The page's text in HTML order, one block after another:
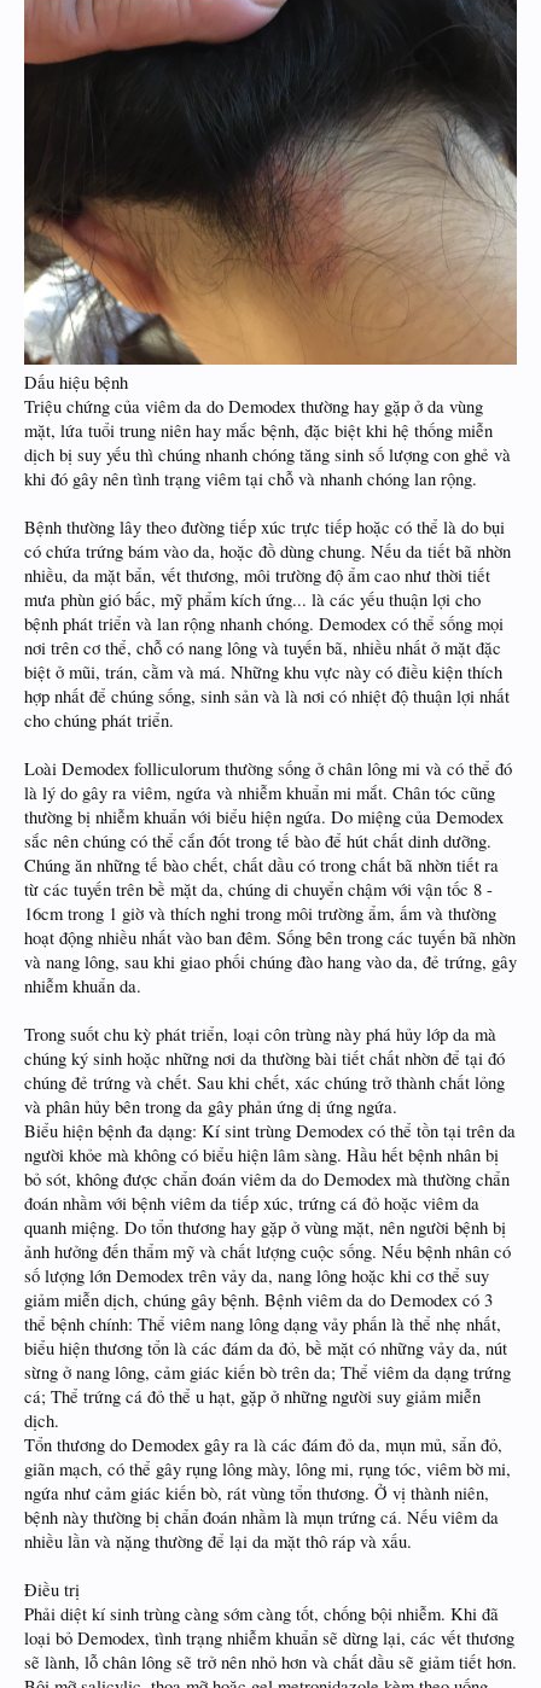
Dấu hiệu bệnh
Triệu chứng của viêm da do Demodex thường hay gặp ở da vùng
mặt, lứa tuổi trung niên hay mắc bệnh, đặc biệt khi hệ thống miễn
dịch bị suy yếu thì chúng nhanh chóng tăng sinh số lượng con ghẻ và
khi đó gây nên tình trạng viêm tại chỗ và nhanh chóng lan rộng.
Bệnh thường lây theo đường tiếp xúc trực tiếp hoặc có thể là do bụi
có chứa trứng bám vào da, hoặc đồ dùng chung. Nếu da tiết bã nhờn
nhiều, da mặt bẩn, vết thương, môi trường độ ẩm cao như thời tiết
mưa phùn gió bấc, mỹ phẩm kích ứng... là các yếu thuận lợi cho
bệnh phát triển và lan rộng nhanh chóng. Demodex có thể sống mọi
nơi trên cơ thể, chỗ có nang lông và tuyến bã, nhiều nhất ở mặt đặc
biệt ở mũi, trán, cằm và má. Những khu vực này có điều kiện thích
hợp nhất để chúng sống, sinh sản và là nơi có nhiệt độ thuận lợi nhất
cho chúng phát triển.
Loài Demodex folliculorum thường sống ở chân lông mi và có thể đó
là lý do gây ra viêm, ngứa và nhiễm khuẩn mi mắt. Chân tóc cũng
thường bị nhiễm khuẩn với biểu hiện ngứa. Do miệng của Demodex
sắc nên chúng có thể cắn đốt trong tế bào để hút chất dinh dưỡng.
Chúng ăn những tế bào chết, chất dầu có trong chất bã nhờn tiết ra
từ các tuyến trên bề mặt da, chúng di chuyển chậm với vận tốc 8 -
16cm trong 1 giờ và thích nghi trong môi trường ẩm, ấm và thường
hoạt động nhiều nhất vào ban đêm. Sống bên trong các tuyến bã nhờn
và nang lông, sau khi giao phối chúng đào hang vào da, đẻ trứng, gây
nhiễm khuẩn da.
Trong suốt chu kỳ phát triển, loại côn trùng này phá hủy lớp da mà
chúng ký sinh hoặc những nơi da thường bài tiết chất nhờn để tại đó
chúng đẻ trứng và chết. Sau khi chết, xác chúng trở thành chất lỏng
và phân hủy bên trong da gây phản ứng dị ứng ngứa.
Biểu hiện bệnh đa dạng: Kí sint trùng Demodex có thể tồn tại trên da
người khỏe mà không có biểu hiện lâm sàng. Hầu hết bệnh nhân bị
bỏ sót, không được chẩn đoán viêm da do Demodex mà thường chẩn
đoán nhầm với bệnh viêm da tiếp xúc, trứng cá đỏ hoặc viêm da
quanh miệng. Do tổn thương hay gặp ở vùng mặt, nên người bệnh bị
ảnh hưởng đến thẩm mỹ và chất lượng cuộc sống. Nếu bệnh nhân có
số lượng lớn Demodex trên vảy da, nang lông hoặc khi cơ thể suy
giảm miễn dịch, chúng gây bệnh. Bệnh viêm da do Demodex có 3
thể bệnh chính: Thể viêm nang lông dạng vảy phấn là thể nhẹ nhất,
biểu hiện thương tổn là các đám da đỏ, bề mặt có những vảy da, nút
sừng ở nang lông, cảm giác kiến bò trên da; Thể viêm da dạng trứng
cá; Thể trứng cá đỏ thể u hạt, gặp ở những người suy giảm miễn
dịch.
Tổn thương do Demodex gây ra là các đám đỏ da, mụn mủ, sẩn đỏ,
giãn mạch, có thể gây rụng lông mày, lông mi, rụng tóc, viêm bờ mi,
ngứa như cảm giác kiến bò, rát vùng tổn thương. Ở vị thành niên,
bệnh này thường bị chẩn đoán nhầm là mụn trứng cá. Nếu viêm da
nhiều lần và nặng thường để lại da mặt thô ráp và xấu.
Điều trị
Phải diệt kí sinh trùng càng sớm càng tốt, chống bội nhiễm. Khi đã
loại bỏ Demodex, tình trạng nhiễm khuẩn sẽ dừng lại, các vết thương
sẽ lành, lỗ chân lông sẽ trở nên nhỏ hơn và chất dầu sẽ giảm tiết hơn.